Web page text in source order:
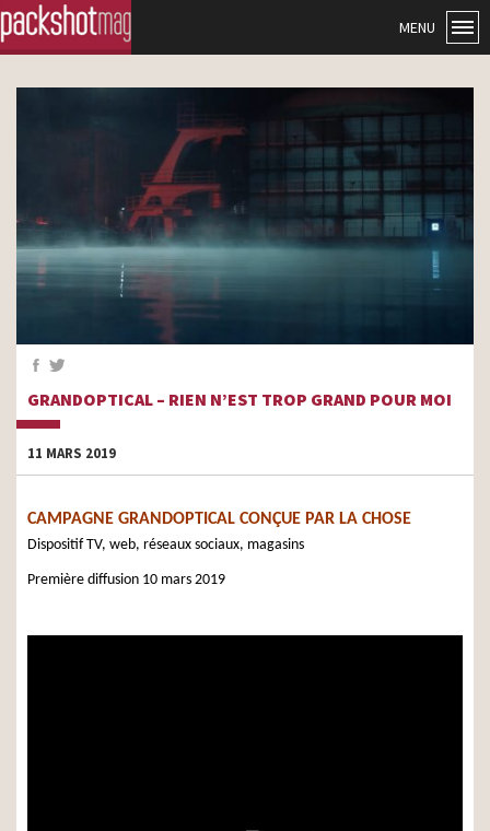
MENU
GRANDOPTICAL – RIEN N’EST TROP GRAND POUR MOI
11 MARS 2019
CAMPAGNE GRANDOPTICAL CONÇUE PAR LA CHOSE
Dispositif TV, web, réseaux sociaux, magasins
Première diffusion 10 mars 2019